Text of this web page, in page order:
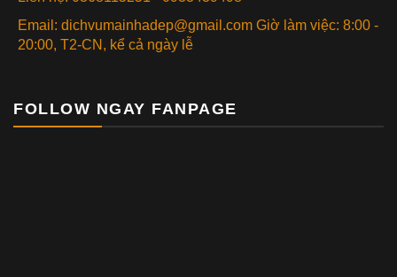
Email: dichvumainhadep@gmail.com Giờ làm việc: 8:00 -
20:00, T2-CN, kể cả ngày lễ
FOLLOW NGAY FANPAGE